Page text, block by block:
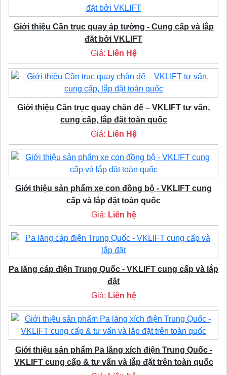
Giới thiệu Cần trục quay áp tường - Cung cấp và lắp
đặt bởi VKLIFT
Giá: Liên Hệ
Giới thiệu Cần trục quay chân đế – VKLIFT tư vấn,
cung cấp, lắp đặt toàn quốc
Giá: Liên Hệ
Giới thiệu sản phẩm xe con đồng bộ - VKLIFT cung
cấp và lắp đặt toàn quốc
Giá: Liên hệ
Pa lăng cáp điện Trung Quốc - VKLIFT cung cấp và lắp
đặt
Giá: Liên hệ
Giới thiệu sản phẩm Pa lăng xích điện Trung Quốc -
VKLIFT cung cấp & tư vấn và lắp đặt trên toàn quốc